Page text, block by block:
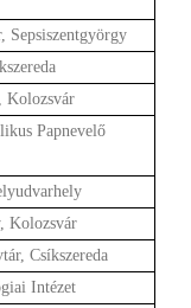
Kolozsvár
Papnevelő
Kolozsvár
Csíkszereda
Intézet